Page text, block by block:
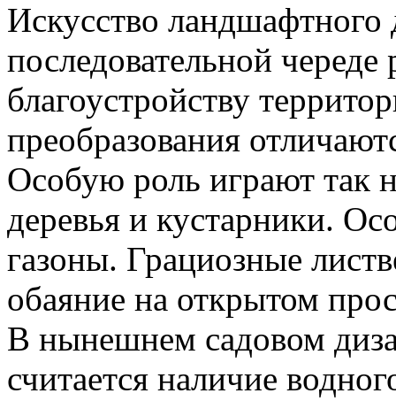
Искусство ландшафтного
последовательной
благоустройству
преобразования
Особую роль играют так
деревья и кустарники.
газоны. Грациозные
обаяние на открытом
В нынешнем садовом
считается наличие